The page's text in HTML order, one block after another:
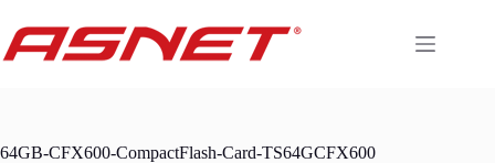
content
64GB-CFX600-CompactFlash-Card-TS64GCFX600